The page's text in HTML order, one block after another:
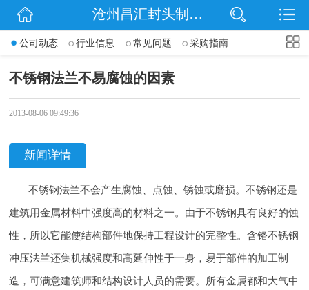
网站首页
沧州昌汇封头制造有限公司
公司动态 行业信息 常见问题 采购指南
不锈钢法兰不易腐蚀的因素
2013-08-06 09:49:36
新闻详情
不锈钢法兰不会产生腐蚀、点蚀、锈蚀或磨损。不锈钢还是
建筑用金属材料中强度高的材料之一。由于不锈钢具有良好的蚀
性，所以它能使结构部件地保持工程设计的完整性。含铬不锈钢
冲压法兰还集机械强度和高延伸性于一身，易于部件的加工制
造，可满意建筑师和结构设计人员的需要。所有金属都和大气中